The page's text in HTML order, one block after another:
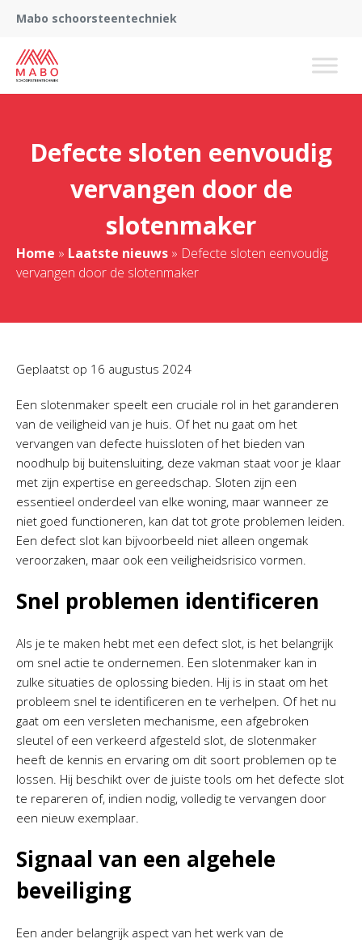
Mabo schoorsteentechniek
Defecte sloten eenvoudig
vervangen door de
slotenmaker
Home » Laatste nieuws » Defecte sloten eenvoudig
vervangen door de slotenmaker
Geplaatst op 16 augustus 2024
Een slotenmaker speelt een cruciale rol in het garanderen
van de veiligheid van je huis. Of het nu gaat om het
vervangen van defecte huissloten of het bieden van
noodhulp bij buitensluiting, deze vakman staat voor je klaar
met zijn expertise en gereedschap. Sloten zijn een
essentieel onderdeel van elke woning, maar wanneer ze
niet goed functioneren, kan dat tot grote problemen leiden.
Een defect slot kan bijvoorbeeld niet alleen ongemak
veroorzaken, maar ook een veiligheidsrisico vormen.
Snel problemen identificeren
Als je te maken hebt met een defect slot, is het belangrijk
om snel actie te ondernemen. Een slotenmaker kan in
zulke situaties de oplossing bieden. Hij is in staat om het
probleem snel te identificeren en te verhelpen. Of het nu
gaat om een versleten mechanisme, een afgebroken
sleutel of een verkeerd afgesteld slot, de slotenmaker
heeft de kennis en ervaring om dit soort problemen op te
lossen. Hij beschikt over de juiste tools om het defecte slot
te repareren of, indien nodig, volledig te vervangen door
een nieuw exemplaar.
Signaal van een algehele
beveiliging
Een ander belangrijk aspect van het werk van de